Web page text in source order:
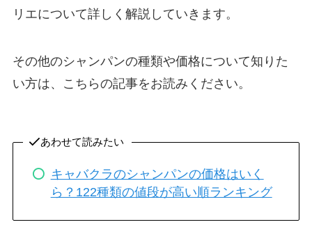
リエについて詳しく解説していきます。
その他のシャンパンの種類や価格について知りた
い方は、こちらの記事をお読みください。
あわせて読みたい
キャバクラのシャンパンの価格はいく
ら？122種類の値段が高い順ランキング